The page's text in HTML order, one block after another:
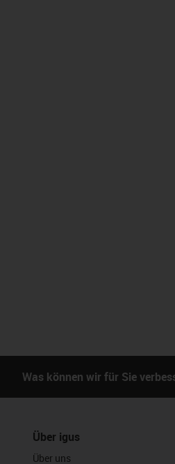
Was können wir für Sie
Über igus
Über uns